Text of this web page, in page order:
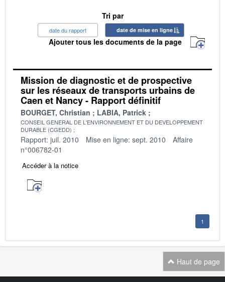
Tri par
date du rapport date de mise en ligne
Ajouter tous les documents de la page
Mission de diagnostic et de prospective
sur les réseaux de transports urbains de
Caen et Nancy - Rapport définitif
BOURGET, Christian LABIA, Patrick
CONSEIL GENERAL DE L'ENVIRONNEMENT ET DU DEVELOPPEMENT
DURABLE (CGEDD)
Rapport: juil. 2010 Mise en ligne: sept. 2010
Affaire
n°006782-01
Accéder à la notice
1
Haut de page